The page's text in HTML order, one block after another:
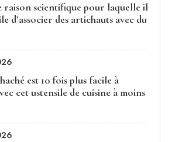
raison scientifique pour laquelle il
d’associer des artichauts avec du
est 10 fois plus facile à
cet ustensile de cuisine à moins